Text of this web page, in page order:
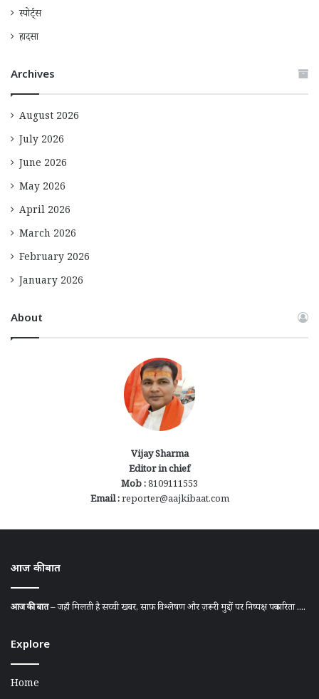
स्पोर्ट्स
हादसा
Archives
August 2026
July 2026
June 2026
May 2026
April 2026
March 2026
February 2026
January 2026
About
Vijay Sharma
Editor in chief
Mob :8109111553
Email :reporter@aajkibaat.com
आज की बात
आज की बात– जहाँ मिलती है सच्ची खबर, साफ़ विश्लेषण और ज़रूरी मुद्दों पर निष्पक्ष पत्रकारिता ....
Explore
Home